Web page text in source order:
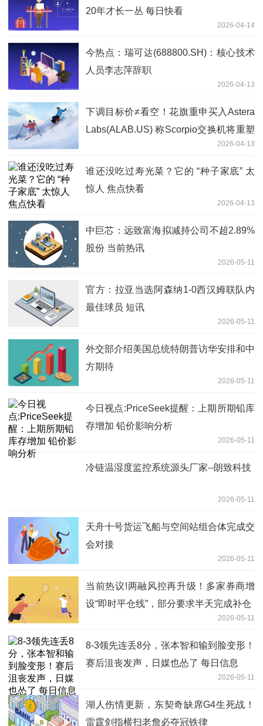
20年才长一丛 每日快看
2026-04-14
今热点：瑞可达(688800.SH)：核心技术
人员李志萍辞职
2026-04-13
下调目标价≠看空！花旗重申买入Astera
Labs(ALAB.US) 称Scorpio交换机将重塑
2026-04-13
谁还没吃过寿光菜？它的 “种子家底” 太
惊人 焦点快看
2026-04-13
中巨芯：远致富海拟减持公司不超2.89%
股份 当前热讯
2026-05-11
官方：拉亚当选阿森纳1-0西汉姆联队内
最佳球员 短讯
2026-05-11
外交部介绍美国总统特朗普访华安排和中
方期待
2026-05-11
今日视点:PriceSeek提醒：上期所期铅库
存增加 铅价影响分析
2026-05-11
冷链温湿度监控系统源头厂家--朗致科技
2026-05-11
天舟十号货运飞船与空间站组合体完成交
会对接
2026-05-11
当前热议!两融风控再升级！多家券商增
设“即时平仓线”，部分要求半天完成补仓
2026-05-11
8-3领先连丢8分，张本智和输到脸变形！
赛后沮丧发声，日媒也怂了 每日信息
2026-05-11
湖人伤情更新，东契奇缺席G4生死战！
雷霆剑指横扫老詹必夺冠铁律